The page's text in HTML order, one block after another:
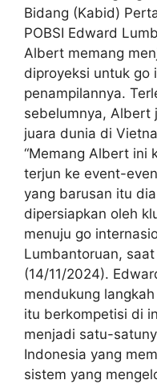
Bidang (Kabid)
POBSI Edward
Albert memang
diproyeksi untuk go
penampilannya.
sebelumnya, Albert
juara dunia di
“Memang Albert ini
terjun ke event-
yang barusan itu
dipersiapkan oleh
menuju go
Lumbantoruan,
(14/11/2024).
mendukung
itu berkompetisi di
menjadi satu-
Indonesia yang
sistem yang